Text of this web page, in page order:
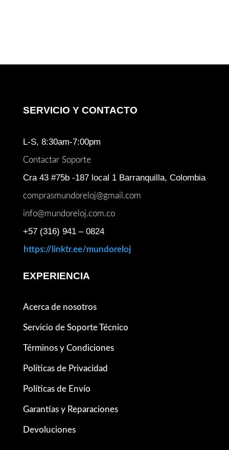
SERVICIO Y CONTACTO
L-S, 8:30am-7:00pm
Contactar Soporte
Cra 43 #75b -187 local 1 Barranquilla, Colombia
comprasmundoreloj@gmail.com
info@mundoreloj.com.co
+57 (316) 941 – 0824
https://linktr.ee/mundoreloj
EXPERIENCIA
Acerca de nosotros
Servicio de Soporte Técnico
Términos y Condiciones
Políticas de Privacidad
Políticas de Envío
Garantías y Reparaciones
Devoluciones